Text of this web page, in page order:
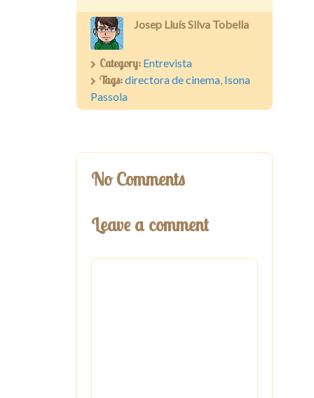
Josep Lluís Silva Tobella
Category: Entrevista
Tags:directora de cinema, Isona
Passola
No Comments
Leave a comment